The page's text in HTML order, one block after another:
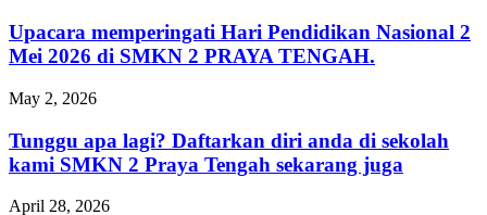
Upacara memperingati Hari Pendidikan Nasional 2
Mei 2026 di SMKN 2 PRAYA TENGAH.
May 2, 2026
Tunggu apa lagi? Daftarkan diri anda di sekolah
kami SMKN 2 Praya Tengah sekarang juga
April 28, 2026